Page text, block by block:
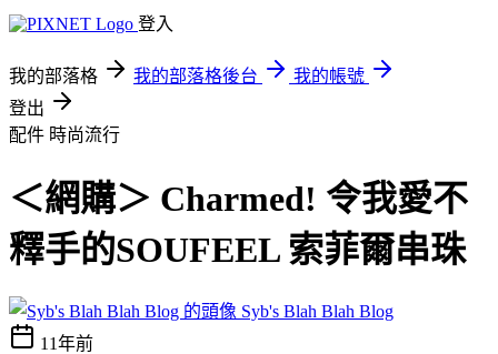
登入
我的部落格 我的部落格後台
我的帳號
登出
配件 時尚流行
＜網購＞ Charmed! 令我愛不
釋手的SOUFEEL 索菲爾串珠
Syb's Blah Blah Blog
11年前